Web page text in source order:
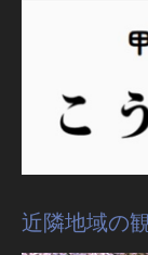
近隣地域の